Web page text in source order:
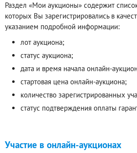
Раздел «Мои аукционы» содержит
которых Вы зарегистрировались в
указанием подробной информации:
лот аукциона;
статус аукциона;
дата и время начала онлайн-
стартовая цена онлайн-аукциона;
количество зарегистрированных
статус подтверждения оплаты
Участие в онлайн-аукционах